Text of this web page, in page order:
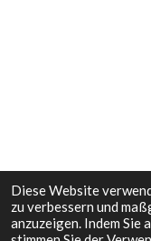
Diese Website
zu verbessern und
anzuzeigen. Indem Sie